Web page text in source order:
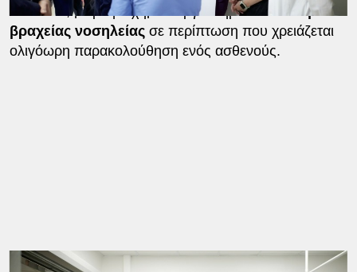
ασθενών, μικρό βιοχημικό εργαστήριο και
θάλαμοι
βραχείας νοσηλείαςσε περίπτωση που χρειάζεται
ολιγόωρη παρακολούθηση ενός ασθενούς.